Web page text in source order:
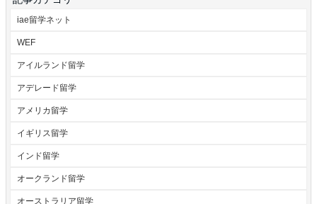
iae留学ネット
WEF
アイルランド留学
アデレード留学
アメリカ留学
イギリス留学
インド留学
オークランド留学
オーストラリア留学